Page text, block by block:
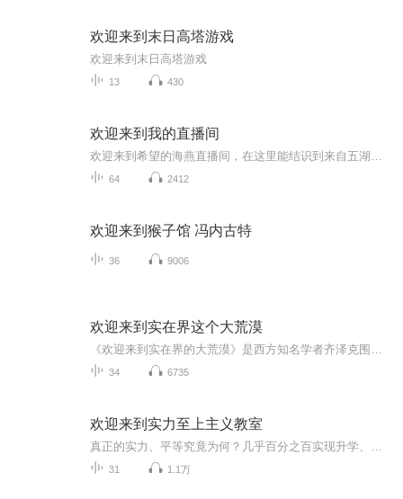
欢迎来到末日高塔游戏
欢迎来到末日高塔游戏
13 430
欢迎来到我的直播间
64 2412
欢迎来到猴子馆 冯内古特
36 9006
欢迎来到实在界这个大荒漠
34 6735
欢迎来到实力至上主义教室
31 1.1万